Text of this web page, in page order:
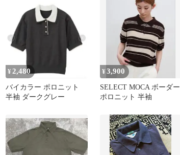
¥ 2,480
バイカラー ポロニット
半袖 ダークグレー
¥3,900
SELECT MOCA ボーダー
ポロニット 半袖